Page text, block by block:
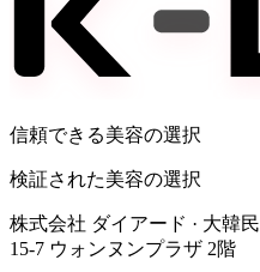
信頼できる美容の選択
検証された美容の選択
株式会社 ダイアード · 大韓
15-7 ウォンヌンプラザ 2階